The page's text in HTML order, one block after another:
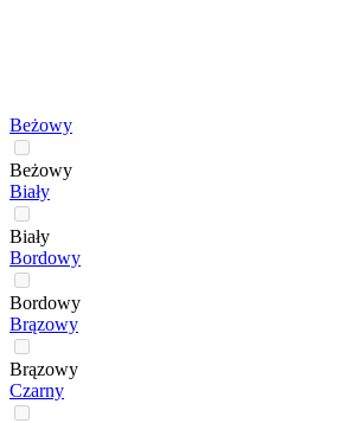
Beżowy
Beżowy
Biały
Biały
Bordowy
Bordowy
Brązowy
Brązowy
Czarny